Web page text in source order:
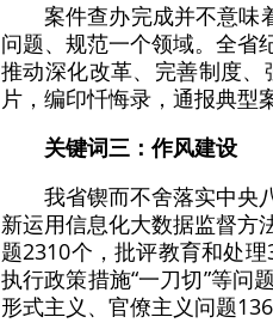
案件查办完成并不意味
问题、规范一个领域。全省
推动深化改革、完善制度
片，编印忏悔录，通报典型
关键词三：作风建设
我省锲而不舍落实中央
新运用信息化大数据监督方
题2310个，批评教育和处
执行政策措施“一刀切”等问
形式主义、官僚主义问题